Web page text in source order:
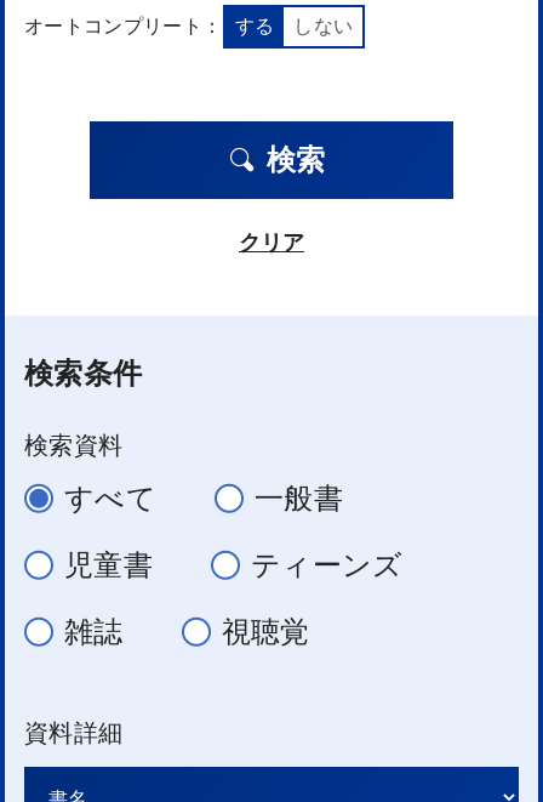
オートコンプリート： する しない
検索
クリア
検索条件
検索資料
すべて 一般書
児童書 ティーンズ
雑誌 視聴覚
資料詳細